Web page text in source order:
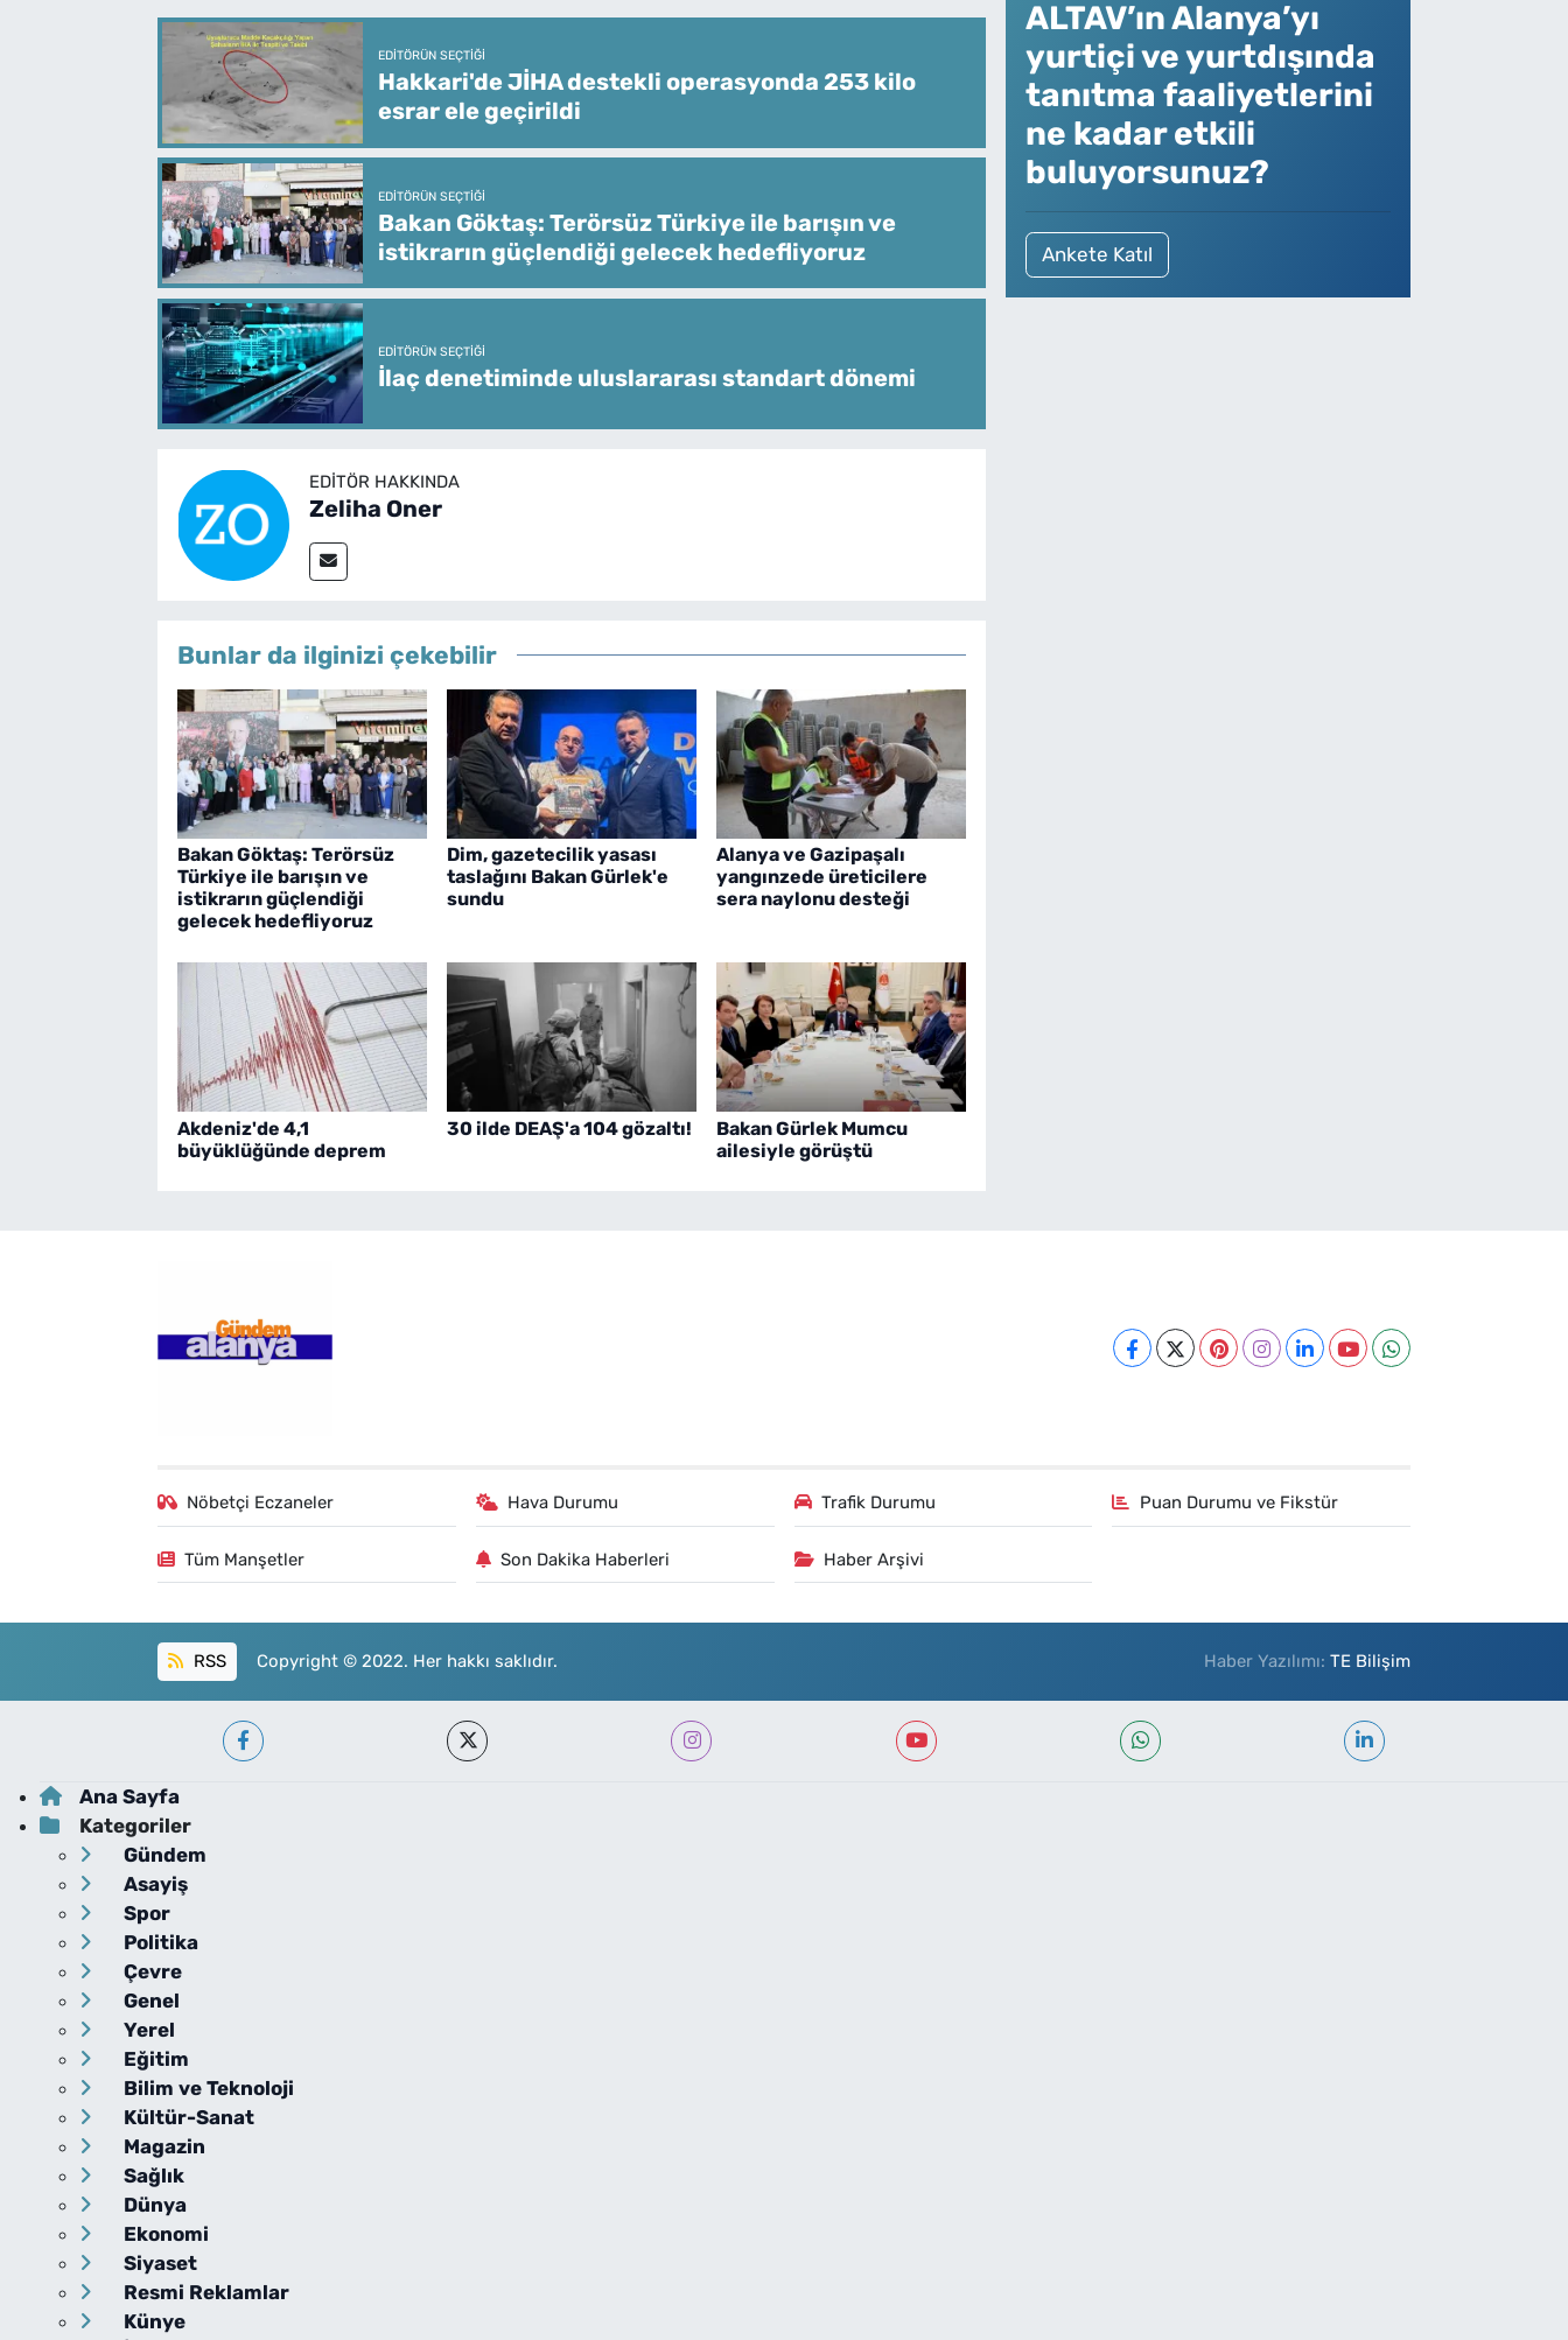
EDITÖRÜN SEÇTIĞI
Hakkari'de JİHA destekli operasyonda 253 kilo
esrar ele geçirildi
EDITÖRÜN SEÇTIĞI
Bakan Göktaş: Terörsüz Türkiye ile barışın ve
istikrarın güçlendiği gelecek hedefliyoruz
EDITÖRÜN SEÇTIĞI
İlaç denetiminde uluslararası standart dönemi
EDITÖR HAKKINDA
Zeliha Oner
Bunlar da ilginizi çekebilir
Bakan Göktaş: Terörsüz
Türkiye ile barışın ve
istikrarın güçlendiği
gelecek hedefliyoruz
Dim, gazetecilik yasası
taslağını Bakan Gürlek'e
sundu
Alanya ve Gazipaşalı
yangınzede üreticilere
sera naylonu desteği
Akdeniz'de 4,1
büyüklüğünde deprem
30 ilde DEAŞ'a 104 gözaltı!
Bakan Gürlek Mumcu
ailesiyle görüştü
ALTAV’ın Alanya’yı
yurtiçi ve yurtdışında
tanıtma faaliyetlerini
ne kadar etkili
buluyorsunuz?
Ankete Katıl
Nöbetçi Eczaneler Hava Durumu Trafik Durumu Puan Durumu ve Fikstür
Tüm Manşetler Son Dakika Haberleri Haber Arşivi
RSS Copyright © 2022. Her hakkı saklıdır. Haber Yazılımı:TE Bilişim
Ana Sayfa
Kategoriler
Gündem
Asayiş
Spor
Politika
Çevre
Genel
Yerel
Eğitim
Bilim ve Teknoloji
Kültür-Sanat
Magazin
Sağlık
Dünya
Ekonomi
Siyaset
Resmi Reklamlar
Künye